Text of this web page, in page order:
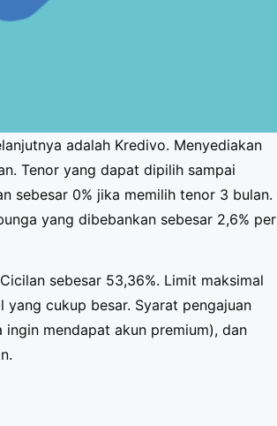
adalah Kredivo. Menyediakan
Tenor yang dapat dipilih sampai
sebesar 0% jika memilih tenor 3 bulan.
yang dibebankan sebesar 2,6% per
sebesar 53,36%. Limit maksimal
cukup besar. Syarat pengajuan
ingin mendapat akun premium), dan